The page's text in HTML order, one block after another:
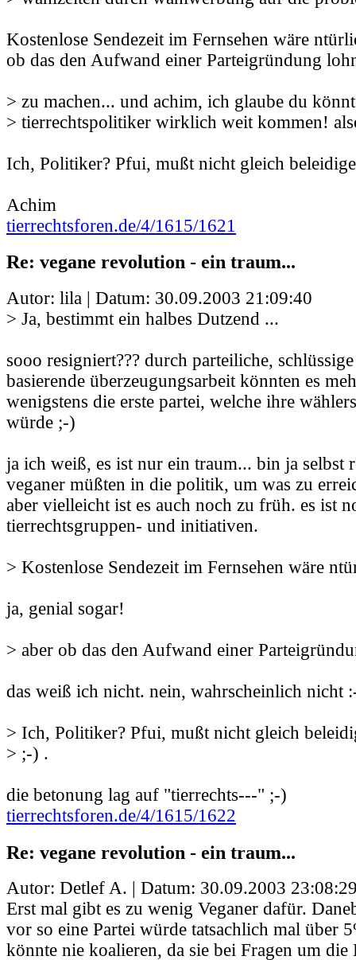
Kostenlose Sendezeit im Fernsehen wäre
ob das den Aufwand einer Parteigründung
> zu machen... und achim, ich glaube du
> tierrechtspolitiker wirklich weit kommen!
Ich, Politiker? Pfui, mußt nicht gleich
Achim
tierrechtsforen.de/4/1615/1621
Re: vegane revolution - ein traum...
Autor: lila | Datum: 30.09.2003 21:09:40
> Ja, bestimmt ein halbes Dutzend ...
sooo resigniert??? durch parteiliche,
basierende überzeugungsarbeit könnten es
wenigstens die erste partei, welche ihre
würde ;-)
ja ich weiß, es ist nur ein traum... bin ja selbst
veganer müßten in die politik, um was zu
aber vielleicht ist es auch noch zu früh. es ist
tierrechtsgruppen- und initiativen.
> Kostenlose Sendezeit im Fernsehen wäre
ja, genial sogar!
> aber ob das den Aufwand einer
das weiß ich nicht. nein, wahrscheinlich nicht
> Ich, Politiker? Pfui, mußt nicht gleich
> ;-) .
die betonung lag auf "tierrechts---" ;-)
tierrechtsforen.de/4/1615/1622
Re: vegane revolution - ein traum...
Autor: Detlef A. | Datum: 30.09.2003
Erst mal gibt es zu wenig Veganer dafür.
vor so eine Partei würde tatsachlich mal über
könnte nie koalieren, da sie bei Fragen um